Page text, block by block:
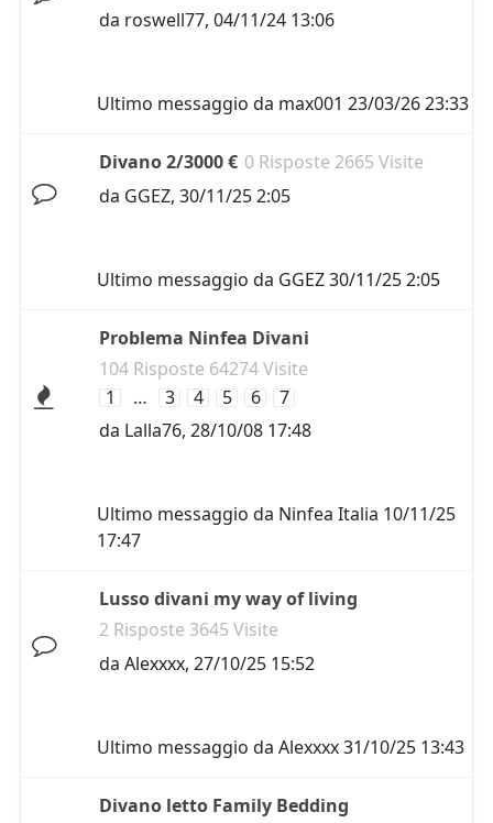
da roswell77, 04/11/24 13:06
Ultimo messaggio da max001 23/03/26 23:33
Divano 2/3000 € 0 Risposte 2665 Visite
da GGEZ, 30/11/25 2:05
Ultimo messaggio da GGEZ30/11/25 2:05
Problema Ninfea Divani
104 Risposte 64274 Visite
1
… 3 4 5 6
7
da Lalla76, 28/10/08 17:48
Ultimo messaggio da Ninfea Italia 10/11/25
17:47
Lusso divani my way of living
2 Risposte 3645 Visite
da Alexxxx, 27/10/25 15:52
Ultimo messaggio da Alexxxx31/10/25 13:43
Divano letto Family Bedding